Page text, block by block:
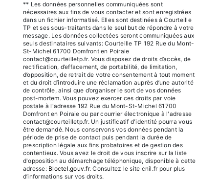
** Les données personnelles communiquées sont
nécessaires aux fins de vous contacter et sont enregistrées
dans un fichier informatisé. Elles sont destinées à Courteille
TP et ses sous-traitants dans le seul but de répondre à votre
message. Les données collectées seront communiquées aux
seuls destinataires suivants: Courteille TP 192 Rue du Mont-
St-Michel 61700 Domfront en Poiraie
contact@courteilletp.fr. Vous disposez de droits d’accès, de
rectification, d’effacement, de portabilité, de limitation,
d’opposition, de retrait de votre consentement à tout moment
et du droit d’introduire une réclamation auprès d’une autorité
de contrôle, ainsi que d’organiser le sort de vos données
post-mortem. Vous pouvez exercer ces droits par voie
postale à l'adresse 192 Rue du Mont-St-Michel 61700
Domfront en Poiraie ou par courrier électronique à l'adresse
contact@courteilletp.fr. Un justificatif d'identité pourra vous
être demandé. Nous conservons vos données pendant la
période de prise de contact puis pendant la durée de
prescription légale aux fins probatoires et de gestion des
contentieux. Vous avez le droit de vous inscrire sur la liste
d'opposition au démarchage téléphonique, disponible à cette
adresse: Bloctel.gouv.fr. Consultez le site cnil.fr pour plus
d’informations sur vos droits.